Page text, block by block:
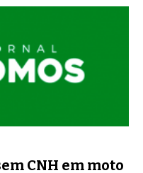
CNH em moto